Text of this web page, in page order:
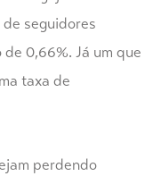
seguidores
0,66%. Já um que
taxa de
perdendo